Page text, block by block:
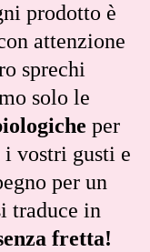
prodotto è
attenzione
sprechi
solo le
per
vostri gusti e
per un
traduce in
fretta!